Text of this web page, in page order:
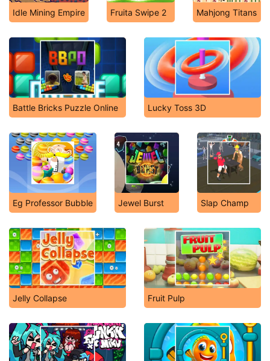
Idle Mining Empire Fruita Swipe 2 Mahjong Titans
Battle Bricks Puzzle Online Lucky Toss 3D
Eg Professor Bubble Jewel Burst Slap Champ
Jelly Collapse Fruit Pulp